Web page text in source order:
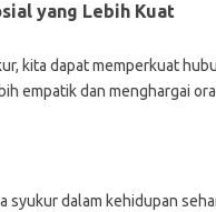
yang Lebih Kuat
kita dapat memperkuat
empatik dan menghargai
syukur dalam kehidupan